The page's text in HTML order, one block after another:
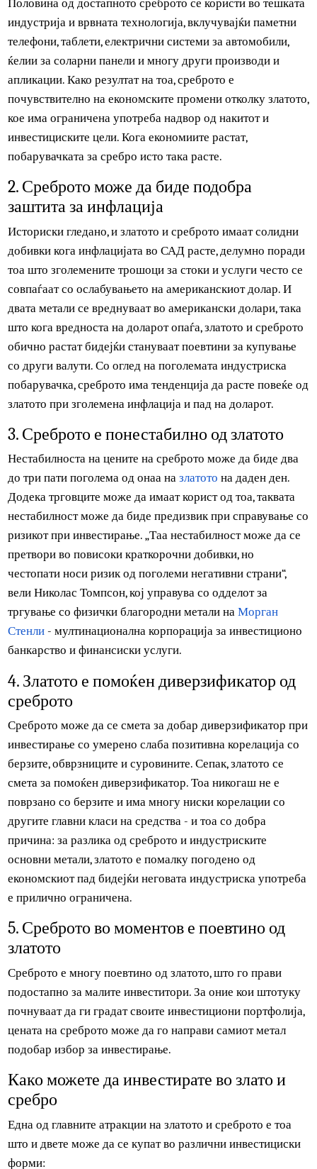
1. Среброто може да биде во потесна
врска со глобалната економија
Половина од достапното среброто се користи во
индустрија и врвната технологија, вклучувајќи паметни
телефони, таблети, електрични системи за автомобили,
ќелии за соларни панели и многу други производи и
апликации. Како резултат на тоа, среброто е
почувствително на економските промени отколку
кое има ограничена употреба надвор од накитот и
инвестициските цели. Кога економиите растат,
побарувачката за сребро исто така расте.
2. Среброто може да биде подобра
заштита за инфлација
Историски гледано, и златото и среброто имаат солидни
добивки кога инфлацијата во САД расте, делумно
тоа што зголемените трошоци за стоки и услуги често
совпаѓаат со ослабувањето на американскиот долар. И
двата метали се вреднуваат во американски долари, така
што кога вредноста на доларот опаѓа, златото и
со други валути. Со оглед на поголемата индустриска
побарувачка, среброто има тенденција да расте повеќе
златото при зголемена инфлација и пад на доларот.
3. Среброто е понестабилно од златото
Нестабилноста на цените на среброто може да биде два
до три пати поголема од онаа назлатотона даден ден.
Додека трговците може да имаат корист од тоа, таквата
нестабилност може да биде предизвик при справување
ризикот при инвестирање. „Таа нестабилност може да се
претвори во повисоки краткорочни добивки, но
честопати носи ризик од поголеми негативни страни“,
вели Николас Томпсон, кој управува со одделот за
тргување со физички благородни метали на
Стенли- мултинационална корпорација за
банкарство и финансиски услуги.
4. Златото е помоќен диверзификатор од
среброто
Среброто може да се смета за добар диверзификатор
инвестирање со умерено слаба позитивна корелација со
берзите, обврзниците и суровините. Сепак, златото се
смета за помоќен диверзификатор. Тоа никогаш не е
поврзано со берзите и има многу ниски корелации со
другите главни класи на средства - и тоа со добра
причина: за разлика од среброто и индустриските
економскиот пад бидејќи неговата индустриска
е прилично ограничена.
5. Среброто во моментов е поевтино од
златото
Среброто е многу поевтино од златото, што го прави
подостапно за малите инвеститори. За оние кои штотуку
почнуваат да ги градат своите инвестициони
цената на среброто може да го направи самиот метал
подобар избор за инвестирање.